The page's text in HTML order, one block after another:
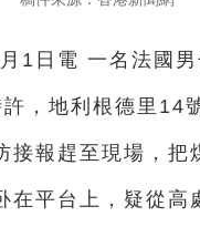
1日電 一名法國
，地利根德里14
接報趕至現場，
在平台上，疑從高